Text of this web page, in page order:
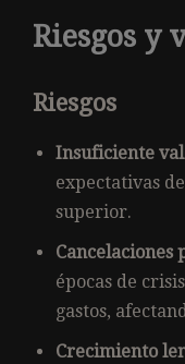
Riesgos y
Riesgos
Insuficiente
expectativas
superior.
Cancelaciones
épocas de
gastos,
Crecimiento